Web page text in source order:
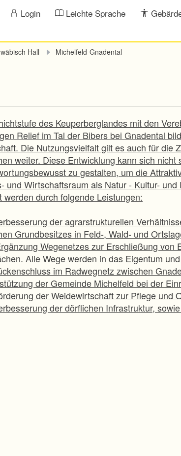
Login Leichte Sprache
Hall Michelfeld-Gnadental
des Keuperberglandes mit den
Relief im Tal der Bibers bei Gnadental
Die Nutzungsvielfalt gilt es auch für die
weiter. Diese Entwicklung kann sich
zu gestalten, um die
und Wirtschaftsraum als Natur - Kultur-
werden durch folgende Leistungen:
der agrarstrukturellen
Grundbesitzes in Feld-, Wald- und
Wegenetzes zur Erschließung
Alle Wege werden in das Eigentum
im Radwegnetz zwischen
der Gemeinde Michelfeld bei der
der Weidewirtschaft zur Pflege und
der dörflichen Infrastruktur,